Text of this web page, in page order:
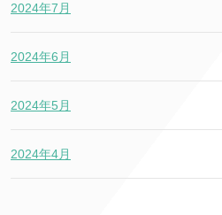
2024年7月
2024年6月
2024年5月
2024年4月